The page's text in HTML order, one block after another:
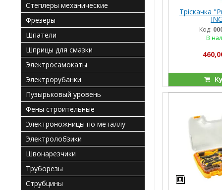
Тріскачка
Код:
В
Степлеры механические
Фрезеры
Шпатели
Шприцы для смазки
Электросамокаты
Электрорубанки
Пузырьковый уровень
Фены строительные
Электроножницы по металлу
Электролобзики
Швонарезчики
Труборезы
Струбцины